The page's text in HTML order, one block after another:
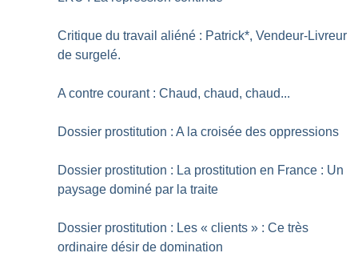
Critique du travail aliéné : Patrick*, Vendeur-Livreur
de surgelé.
A contre courant : Chaud, chaud, chaud...
Dossier prostitution : A la croisée des oppressions
Dossier prostitution : La prostitution en France : Un
paysage dominé par la traite
Dossier prostitution : Les « clients » : Ce très
ordinaire désir de domination